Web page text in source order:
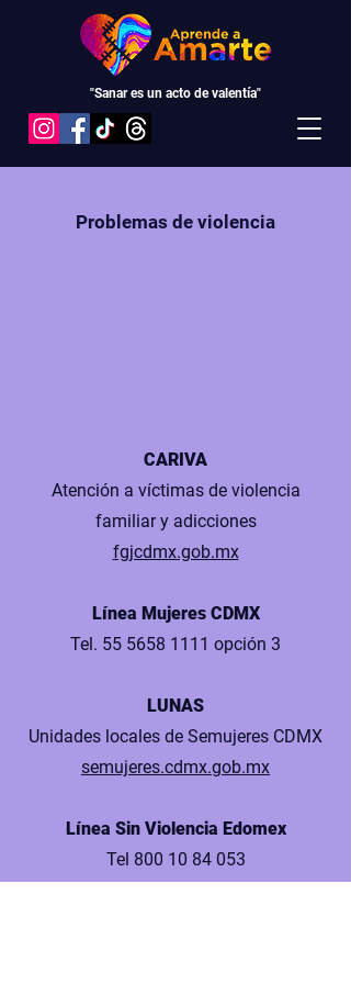
"Sanar es un acto de valentía"
Problemas de violencia
CARIVA
Atención a víctimas de violencia
familiar y adicciones
fgjcdmx.gob.mx
Línea Mujeres CDMX
Tel. 55 5658 1111 opción 3
LUNAS
Unidades locales de Semujeres CDMX
semujeres.cdmx.gob.mx
Línea Sin Violencia Edomex
Tel 800 10 84 053